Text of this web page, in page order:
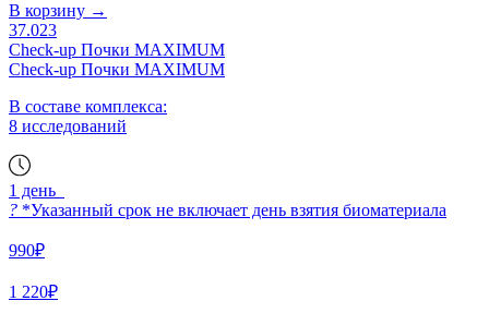
В корзину →
37.023
Check-up Почки MAXIMUM
Check-up Почки MAXIMUM
В составе комплекса:
8 исследований
1 день
? *Указанный срок не включает день взятия биоматериала
990₽
1 220₽